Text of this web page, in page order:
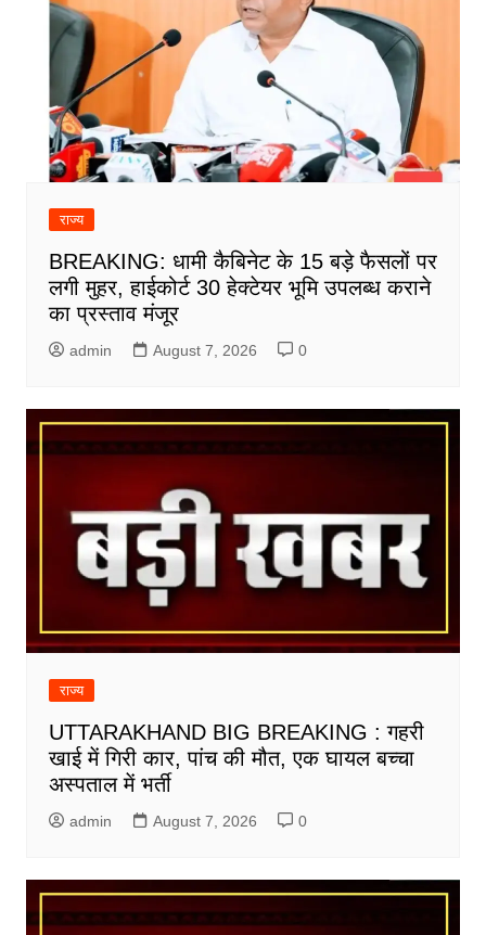
राज्य
BREAKING: धामी कैबिनेट के 15 बड़े फैसलों पर
लगी मुहर, हाईकोर्ट 30 हेक्टेयर भूमि उपलब्ध कराने
का प्रस्ताव मंजूर
admin August 7, 2026 0
राज्य
UTTARAKHAND BIG BREAKING : गहरी
खाई में गिरी कार, पांच की मौत, एक घायल बच्चा
अस्पताल में भर्ती
admin August 7, 2026 0